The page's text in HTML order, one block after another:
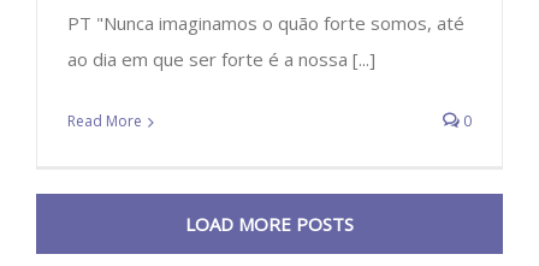
PT "Nunca imaginamos o quão forte somos, até
ao dia em que ser forte é a nossa [...]
Read More 0
LOAD MORE POSTS